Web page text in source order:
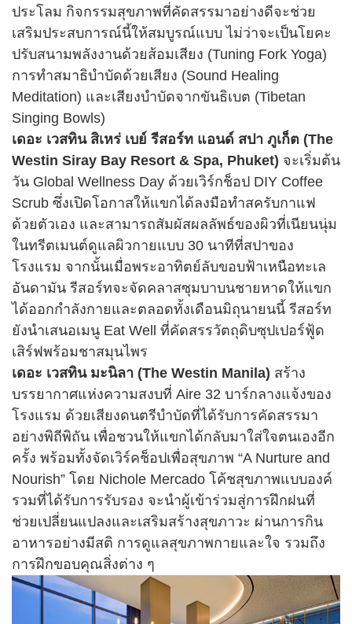
ประโลม กิจกรรมสุขภาพที่คัดสรรมาอย่างดีจะช่วย
เสริมประสบการณ์นี้ให้สมบูรณ์แบบ ไม่ว่าจะเป็นโยคะ
ปรับสนามพลังงานด้วยส้อมเสียง (Tuning Fork Yoga)
การทำสมาธิบำบัดด้วยเสียง (Sound Healing
Meditation) และเสียงบำบัดจากขันธิเบต (Tibetan
Singing Bowls)
เดอะ เวสทิน สิเหร่ เบย์ รีสอร์ท แอนด์ สปา ภูเก็ต (The
Westin Siray Bay Resort & Spa, Phuket) จะเริ่มต้น
วัน Global Wellness Day ด้วยเวิร์กช็อป DIY Coffee
Scrub ซึ่งเปิดโอกาสให้แขกได้ลงมือทำสครับกาแฟ
ด้วยตัวเอง และสามารถสัมผัสผลลัพธ์ของผิวที่เนียนนุ่ม
ในทรีตเมนต์ดูแลผิวกายแบบ 30 นาทีที่สปาของ
โรงแรม จากนั้นเมื่อพระอาทิตย์ลับขอบฟ้าเหนือทะเล
อันดามัน รีสอร์ทจะจัดคลาสซุมบาบนชายหาดให้แขก
ได้ออกกำลังกายและตลอดทั้งเดือนมิถุนายนนี้ รีสอร์ท
ยังนำเสนอเมนู Eat Well ที่คัดสรรวัตถุดิบซุปเปอร์ฟู้ด
เสิร์ฟพร้อมชาสมุนไพร
เดอะ เวสทิน มะนิลา (The Westin Manila) สร้าง
บรรยากาศแห่งความสงบที่ Aire 32 บาร์กลางแจ้งของ
โรงแรม ด้วยเสียงดนตรีบำบัดที่ได้รับการคัดสรรมา
อย่างพิถีพิถัน เพื่อชวนให้แขกได้กลับมาใส่ใจตนเองอีก
ครั้ง พร้อมทั้งจัดเวิร์คช็อปเพื่อสุขภาพ “A Nurture and
Nourish” โดย Nichole Mercado โค้ชสุขภาพแบบองค์
รวมที่ได้รับการรับรอง จะนำผู้เข้าร่วมสู่การฝึกฝนที่
ช่วยเปลี่ยนแปลงและเสริมสร้างสุขภาวะ ผ่านการกิน
อาหารอย่างมีสติ การดูแลสุขภาพกายและใจ รวมถึง
การฝึกขอบคุณสิ่งต่าง ๆ